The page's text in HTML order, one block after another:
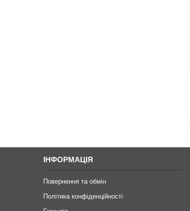
ІНФОРМАЦІЯ
Повернення та обмін
Політика конфіденційності